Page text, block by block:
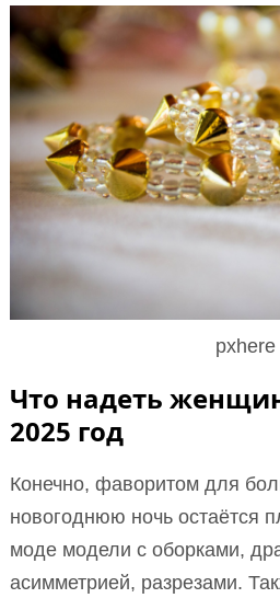
pxhere
Что надеть
2025 год
Конечно, фаворитом для
новогоднюю ночь остаётся
моде модели с оборками,
асимметрией, разрезами.